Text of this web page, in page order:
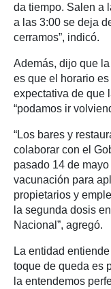
da tiempo. Salen a
a las 3:00 se deja
cerramos”, indicó.
Además, dijo que
es que el horario
expectativa de que
“podamos ir
“Los bares y
colaborar con el
pasado 14 de
vacunación para
propietarios y
la segunda dosis
Nacional”, agregó.
La entidad
toque de queda es
la entendemos